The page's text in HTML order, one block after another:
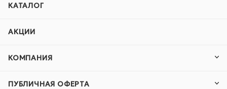
КАТАЛОГ
АКЦИИ
КОМПАНИЯ
ПУБЛИЧНАЯ ОФЕРТА